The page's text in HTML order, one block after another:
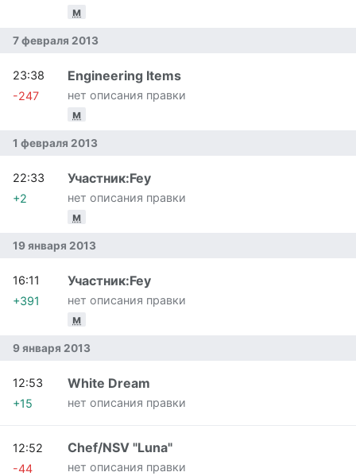
м
7 февраля 2013
Engineering Items
нет описания правки
м
23:38
-247
1 февраля 2013
Участник:Fey
нет описания правки
м
22:33
+2
19 января 2013
Участник:Fey
нет описания правки
м
16:11
+391
9 января 2013
White Dream
нет описания правки
12:53
+15
Chef/NSV "Luna"
нет описания правки
12:52
-44